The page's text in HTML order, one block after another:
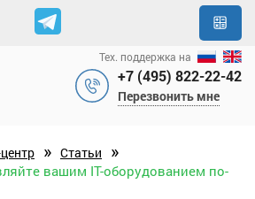
+7 (495) 822-22-42
Перезвонить мне
Тех. поддержка на
» Статьи »
вашим IT-оборудованием по-